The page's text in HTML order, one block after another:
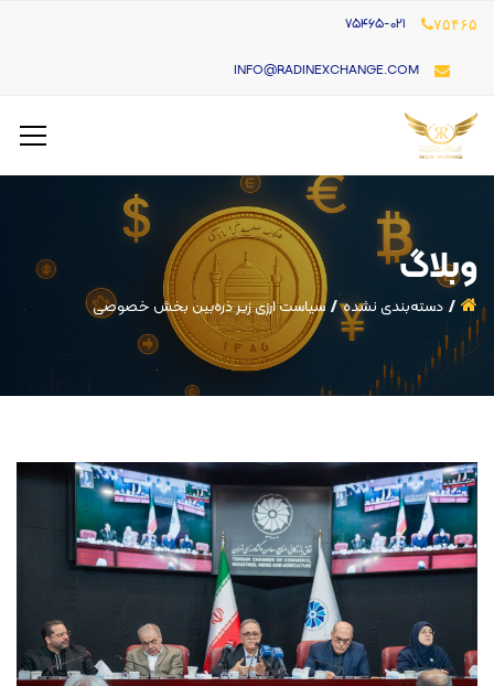
۷۵۴۶۵
INFO@RADINEXCHANGE.COM
وبلاگ
دسته‌بندی نشده سیاست ارزی زیر ذره‌بین بخش خصوصی